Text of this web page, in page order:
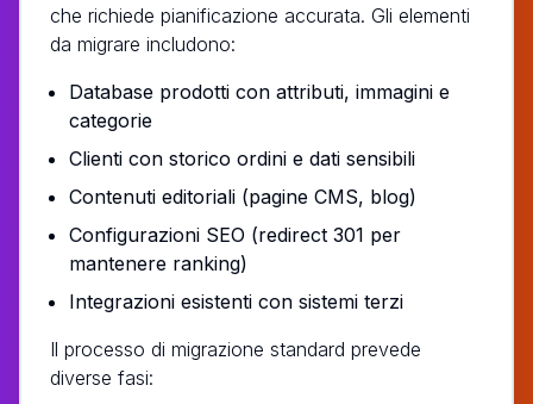
che richiede pianificazione accurata. Gli elementi
da migrare includono:
Database prodotti con attributi, immagini e
categorie
Clienti con storico ordini e dati sensibili
Contenuti editoriali (pagine CMS, blog)
Configurazioni SEO (redirect 301 per
mantenere ranking)
Integrazioni esistenti con sistemi terzi
Il processo di migrazione standard prevede
diverse fasi: